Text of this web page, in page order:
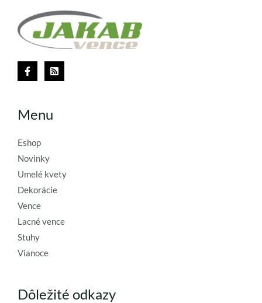
Menu
Eshop
Novinky
Umelé kvety
Dekorácie
Vence
Lacné vence
Stuhy
Vianoce
Dôležité odkazy